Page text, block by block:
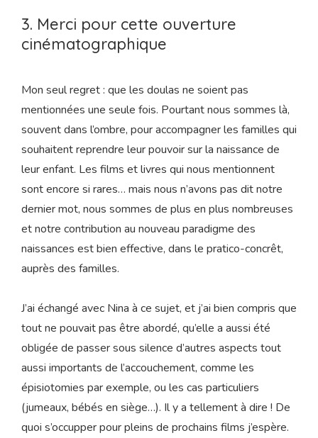
3. Merci pour cette ouverture
cinématographique
Mon seul regret : que les doulas ne soient pas
mentionnées une seule fois. Pourtant nous sommes là,
souvent dans l’ombre, pour accompagner les familles qui
souhaitent reprendre leur pouvoir sur la naissance de
leur enfant. Les films et livres qui nous mentionnent
sont encore si rares… mais nous n’avons pas dit notre
dernier mot, nous sommes de plus en plus nombreuses
et notre contribution au nouveau paradigme des
naissances est bien effective, dans le pratico-concrêt,
auprès des familles.
J’ai échangé avec Nina à ce sujet, et j’ai bien compris que
tout ne pouvait pas être abordé, qu’elle a aussi été
obligée de passer sous silence d’autres aspects tout
aussi importants de l’accouchement, comme les
épisiotomies par exemple, ou les cas particuliers
(jumeaux, bébés en siège…). Il y a tellement à dire ! De
quoi s’occupper pour pleins de prochains films j’espère.